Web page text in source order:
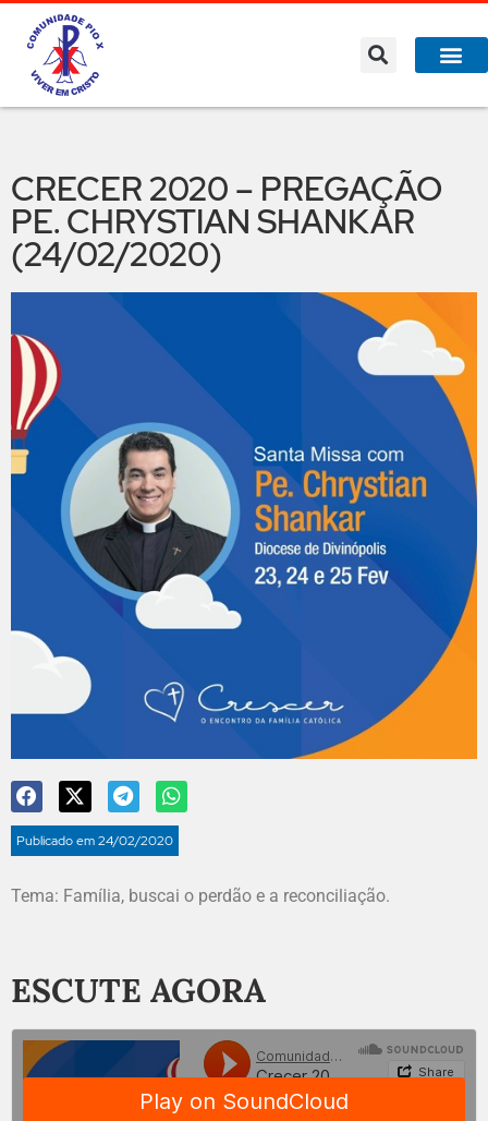
CRECER 2020 – PREGAÇÃO
PE. CHRYSTIAN SHANKAR
(24/02/2020)
Publicado em24/02/2020
Tema: Família, buscai o perdão e a reconciliação.
ESCUTE AGORA